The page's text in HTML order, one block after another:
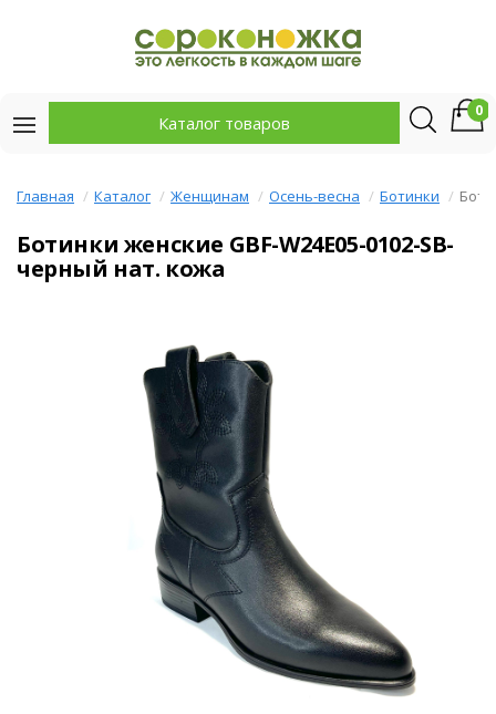
Каталог товаров
0
Главная Каталог Женщинам Осень-весна Ботинки
Ботинки женские GBF-W24E05-0102-SB-
черный нат. кожа